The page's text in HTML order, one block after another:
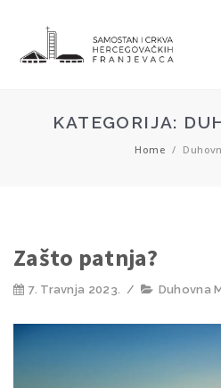
KATEGORIJA:
Home /
Zašto patnja?
7. Travnja 2023. / Duhovna